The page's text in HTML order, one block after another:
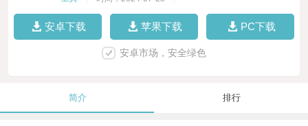
安卓下载 苹果下载 PC下载
安卓市场，安全绿色
简介 排行